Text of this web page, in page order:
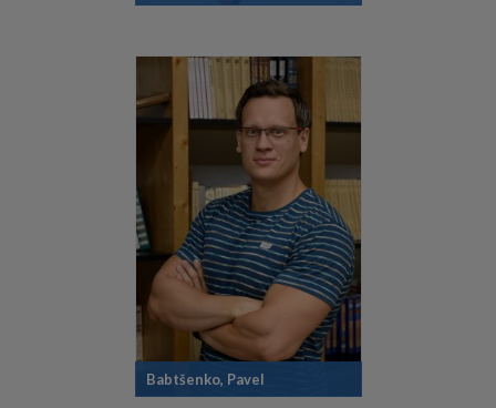
Babtšenko, Pavel